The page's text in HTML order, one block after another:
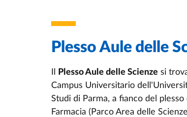
Plesso Aule delle
Plesso Aule delle Scienze si
Campus Universitario
Studi di Parma, a fianco del plesso
Farmacia (Parco Area delle